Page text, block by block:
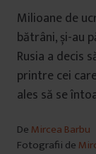
Milioane de
bătrâni, și-au
Rusia a decis
printre cei
ales să se
De Mircea Barbu
Fotografii de